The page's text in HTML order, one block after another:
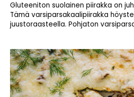
Gluteeniton suolainen piirakka on
Tämä varsiparsakaalipiirakka
juustoraasteella. Pohjaton